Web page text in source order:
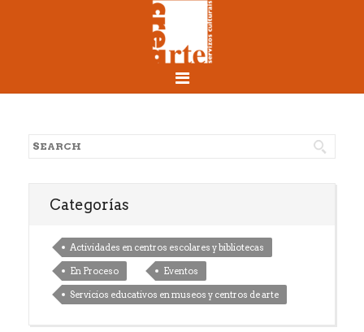
Categorías
Actividades en centros escolares y bibliotecas
En Proceso Eventos
Servicios educativos en museos y centros de arte